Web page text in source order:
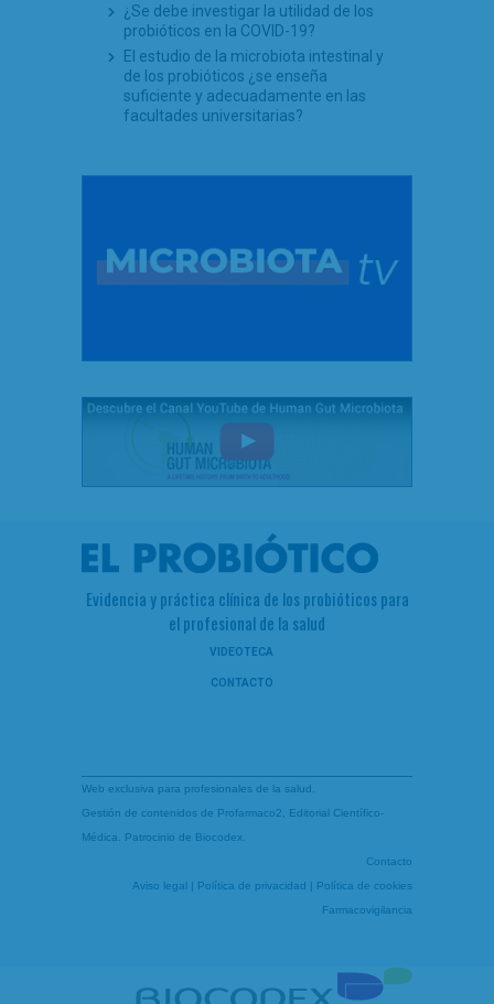
¿Se debe investigar la utilidad de los
probióticos en la COVID-19?
El estudio de la microbiota intestinal y
de los probióticos ¿se enseña
suficiente y adecuadamente en las
facultades universitarias?
Evidencia y práctica clínica de los probióticos para
el profesional de la salud
VIDEOTECA
CONTACTO
Web exclusiva para profesionales de la salud.
Gestión de contenidos de Profarmaco2 , Editorial Científico-
Médica. Patrocinio de Biocodex
Contacto
Aviso legal | Política de privacidad | Política de cookies
Farmacovigilancia